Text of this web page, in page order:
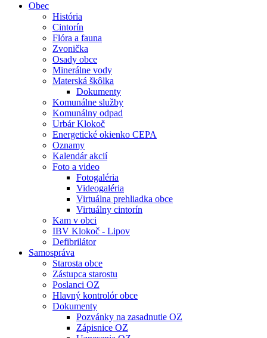
Obec
História
Cintorín
Flóra a fauna
Zvonička
Osady obce
Minerálne vody
Materská škôlka
Dokumenty
Komunálne služby
Komunálny odpad
Urbár Klokoč
Energetické okienko CEPA
Oznamy
Kalendár akcií
Foto a video
Fotogaléria
Videogaléria
Virtuálna prehliadka obce
Virtuálny cintorín
Kam v obci
IBV Klokoč - Lipov
Defibrilátor
Samospráva
Starosta obce
Zástupca starostu
Poslanci OZ
Hlavný kontrolór obce
Dokumenty
Pozvánky na zasadnutie OZ
Zápisnice OZ